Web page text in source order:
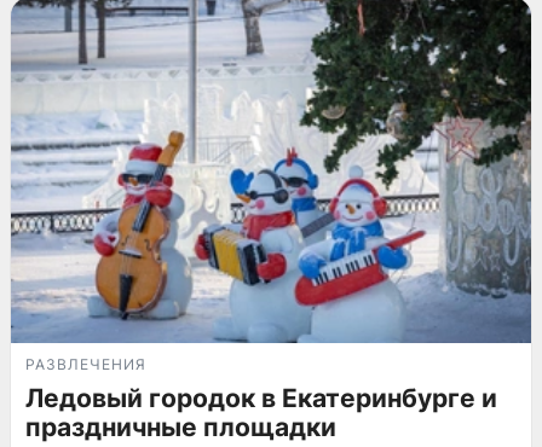
РАЗВЛЕЧЕНИЯ
Ледовый городок в Екатеринбурге и
праздничные площадки